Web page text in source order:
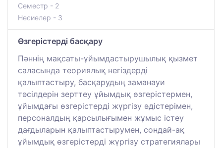
Семестр - 2
Несиелер - 3
Өзгерістерді басқару
Пәннің мақсаты-ұйымдастырушылық қызмет
саласында теориялық негіздерді
қалыптастыру, басқарудың заманауи
тәсілдерін зерттеу ұйымдық өзгерістермен,
ұйымдағы өзгерістерді жүргізу әдістерімен,
персоналдың қарсылығымен жұмыс істеу
дағдыларын қалыптастырумен, сондай-ақ
ұйымдық өзгерістерді жүргізу стратегиялары